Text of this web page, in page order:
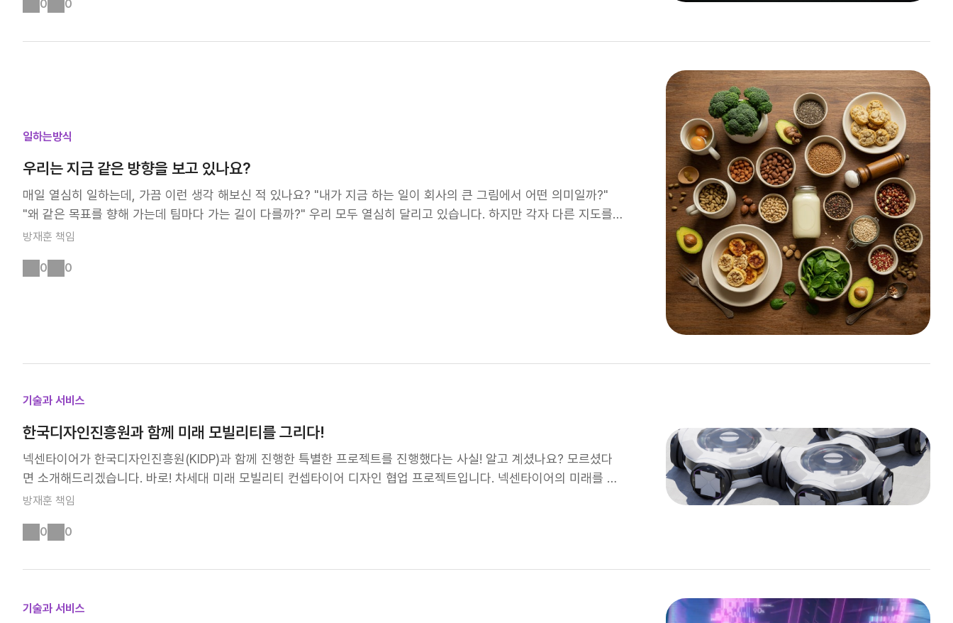
지털 자산으로 보존하여 신규 직원 교육 등 다양한 용도로 활용할 수 있습니다. 넥센유니버스가 어떻게 생겨났는지 알았
음으로 독일에서 개최되었고, 유럽을 비롯해 북미, 아시아, 중남미 등 글로벌 전략 시장으로 브랜드 접점을 확대하여 입
약 50명의 비즈니스 파트너들이 참석해, 넥센타이어의 글로벌 성장 전략과 유럽 시장 공략 방향을 공유하는 시간을 가
고, 지속 가능한 성장을 실현할 수 있도록 노력하겠습니다. 따뜻한 응원과 관심 부탁드립니다! 독일 뮌헨에서의 생생한
행사 현장을 영상을 통해 함께 보시죠!
0 0
일하는방식
우리는 지금 같은 방향을 보고 있나요?
매일 열심히 일하는데, 가끔 이런 생각 해보신 적 있나요? "내가 지금 하는 일이 회사의 큰 그림에서 어떤 의미일까?"
"왜 같은 목표를 향해 가는데 팀마다 가는 길이 다를까?" 우리 모두 열심히 달리고 있습니다. 하지만 각자 다른 지도를
보고 있다면 어떨까요? 같은 꿈, 다른 해석 우리 회사의 비전은 "Next Level Mobility for All"입니다. 이 비전을 실현
데, 어떤 팀은 "신기술 도입이 우선이야, 빠르게 혁신하자!" 다른 팀은 "지금 서비스 안정성부터 확보하자, 그게 진짜 편
의미는 명확하지만, 그것을 '어떻게' 실행할지에 대한 공통의 기준. 이것이 바로 일하는 방식입니다. 자율성과 혼란은 한
이런 고민도 함께 생기지 않나요? "이렇게 결정해도 되는 걸까?" "왜 다른 팀은 전혀 다르게 하지?" "내 방식이 맞는지
확신이 없어..." 일하는 방식은 규칙이 아니라 안전망입니다. "이 기준 안에서는 자유롭게 시도하세요. 우리가 함께 정한
방향이니까요." 명확한 기준이 있을 때, 우리는 더 자신감 있게 도전하고, 더 당당하게 책임질 수 있습니다. 이제 '우리답
게' 일할 시간입니다 일하는 방식을 정립하는 것은 단순한 업무 매뉴얼이 아닙니다. "우리는 어떤 팀인가?" "무엇을 소
중히 여기며 일하는가?" "어떻게 성공할 것인가?" 이 질문들에 대한 우리 조직의 답입니다. 흩어진 에너지를 한 방향으
로 모으고, 같은 언어로 소통하며, 비전을 일상의 행동으로 연결하는 것. 이것이 우리에게 일하는 방식이 필요한 이유입
니다.
방재훈 책임
0 0
기술과 서비스
한국디자인진흥원과 함께 미래 모빌리티를 그리다!
넥센타이어가 한국디자인진흥원(KIDP)과 함께 진행한 특별한 프로젝트를 진행했다는 사실! 알고 계셨나요? 모르셨다
면 소개해드리겠습니다. 바로! 차세대 미래 모빌리티 컨셉타이어 디자인 협업 프로젝트입니다. 넥센타이어의 미래를 향
한 열정 그리고 젊은 인재들의 혁신적인 아이디어가 만나 탄생한 놀라운 결과물, 여러분께 소개합니다! 20년 노하우 +
내 주요 대학교들과 함께 미래 컨셉타이어 제안 프로젝트를 꾸준히 진행해왔습니다. 이번에는 산업디자인 분야의 최고
지향적인 모빌리티 솔루션을 창출하기 위한 양측의 공통된 비전이 있었기에 가능한 일이었죠. 미래 모빌리티, 넥센타이
통해 혁신적인 솔루션을 제시하고자 해요. 컨셉타이어는 단순한 제품이 아닌, 기술적 진보, 디자인 미학, 친환경성, 그리
방재훈 책임
0 0
기술과 서비스